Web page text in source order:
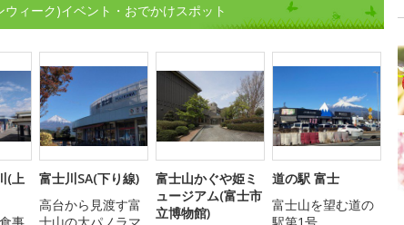
ィーク)イベント・おでかけスポット
(上
富士川SA(下り線)
高台から見渡す富
富士山かぐや姫ミ
ュージアム(富士市
立博物館)
道の駅 富士
富士山を望む道の